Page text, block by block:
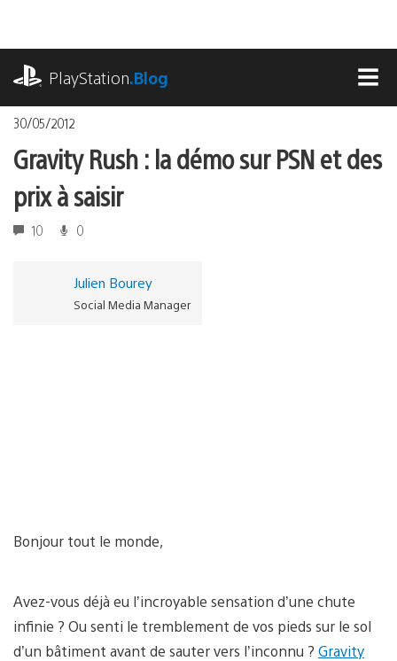
contenu
PlayStation.Blog
30/05/2012
Gravity Rush : la démo sur PSN et des
prix à saisir
10 0
Julien Bourey
Social Media Manager
Bonjour tout le monde,
Avez-vous déjà eu l’incroyable sensation d’une chute
infinie ? Ou senti le tremblement de vos pieds sur le sol
d’un bâtiment avant de sauter vers l’inconnu ? Gravity